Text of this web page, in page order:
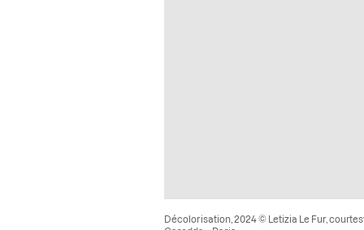
Décolorisation, 2024 © Letizia Le Fur,